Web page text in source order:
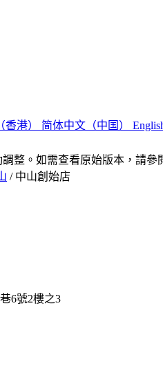
香港） 简体中文（中国）
整。如需查看原始版本，請參
/ 中山創始店
6號2樓之3